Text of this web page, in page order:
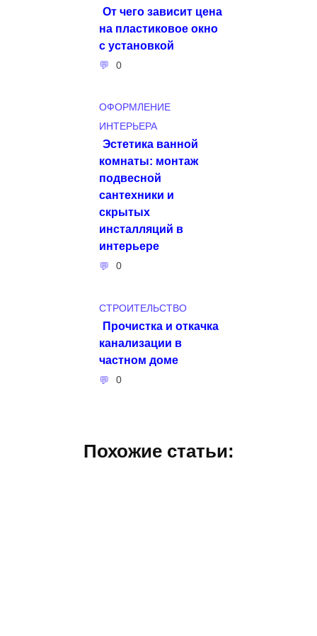
От чего зависит цена
на пластиковое окно
с установкой
0
ОФОРМЛЕНИЕ
ИНТЕРЬЕРА
Эстетика ванной
комнаты: монтаж
подвесной
сантехники и
скрытых
инсталляций в
интерьере
0
СТРОИТЕЛЬСТВО
Прочистка и откачка
канализации в
частном доме
0
Похожие статьи: